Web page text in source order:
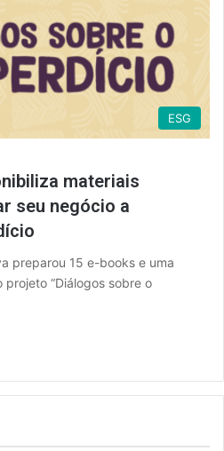
ESG
materiais
seu negócio a
preparou 15 e-books e uma
“Diálogos sobre o